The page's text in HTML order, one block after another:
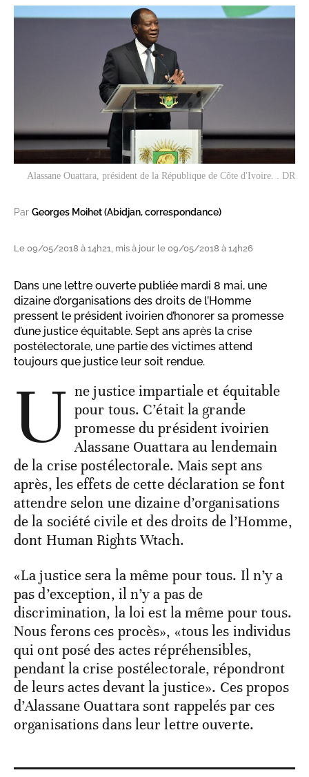
Alassane Ouattara, président de la République de Côte d'Ivoire. . DR
Par Georges Moihet (Abidjan, correspondance)
Le 09/05/2018 à 14h21, mis à jour le 09/05/2018 à 14h26
Dans une lettre ouverte publiée mardi 8 mai, une
dizaine d’organisations des droits de l’Homme
pressent le président ivoirien d’honorer sa promesse
d’une justice équitable. Sept ans après la crise
postélectorale, une partie des victimes attend
toujours que justice leur soit rendue.
U ne justice impartiale et équitable
pour tous. C’était la grande
promesse du président ivoirien
Alassane Ouattara au lendemain
de la crise postélectorale. Mais sept ans
après, les effets de cette déclaration se font
attendre selon une dizaine d’organisations
de la société civile et des droits de l’Homme,
dont Human Rights Wtach.
«La justice sera la même pour tous. Il n’y a
pas d’exception, il n’y a pas de
discrimination, la loi est la même pour tous.
Nous ferons ces procès», «tous les individus
qui ont posé des actes répréhensibles,
pendant la crise postélectorale, répondront
de leurs actes devant la justice». Ces propos
d’Alassane Ouattara sont rappelés par ces
organisations dans leur lettre ouverte.